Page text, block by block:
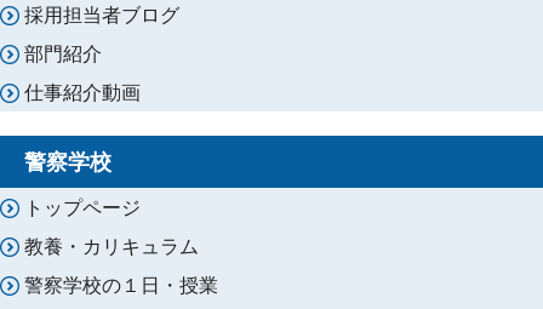
採用担当者ブログ
部門紹介
仕事紹介動画
警察学校
トップページ
教養・カリキュラム
警察学校の１日・授業